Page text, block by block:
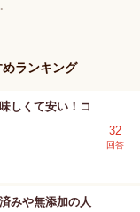
ランキング
しくて安い！コ
32
回答
みや無添加の人